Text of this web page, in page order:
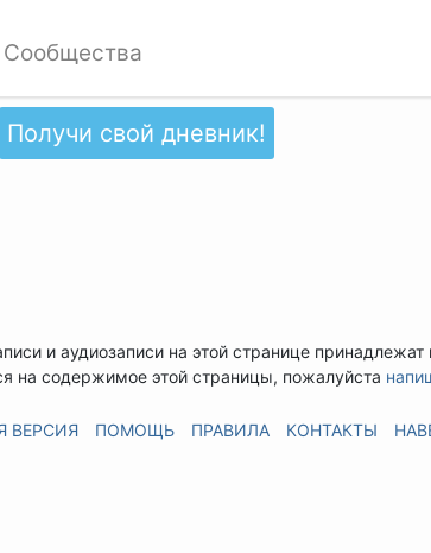
Сообщества
Получи свой дневник!
и аудиозаписи на этой странице принадлежат
на содержимое этой страницы, пожалуйста
ВЕРСИЯ ПОМОЩЬ ПРАВИЛА КОНТАКТЫ